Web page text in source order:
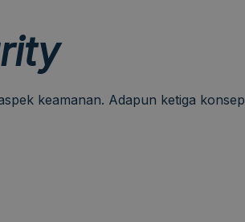
keamanan. Adapun ketiga konsep